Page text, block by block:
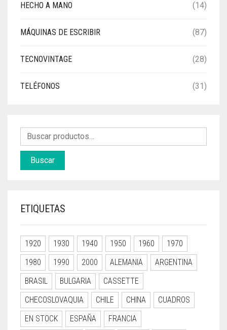
HECHO A MANO (14)
MÁQUINAS DE ESCRIBIR (87)
TECNOVINTAGE (28)
TELÉFONOS (31)
Buscar
ETIQUETAS
1920 1930 1940 1950 1960
1970
1980
1990 2000 ALEMANIA
ARGENTINA
BRASIL
BULGARIA
CASSETTE
CHECOSLOVAQUIA
CHILE CHINA
CUADROS
EN STOCK
ESPAÑA
FRANCIA